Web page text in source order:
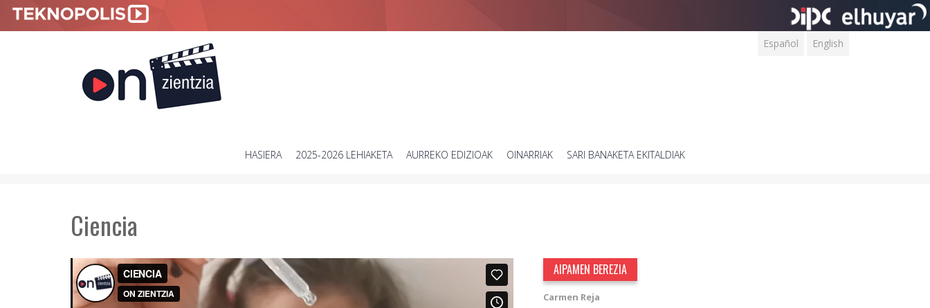
Español English
SKIP
HASIERA 2025-2026 LEHIAKETA AURREKO EDIZIOAK OINARRIAK SARI BANAKETA EKITALDIAK
Ciencia
AIPAMEN BEREZIA
Carmen Reja